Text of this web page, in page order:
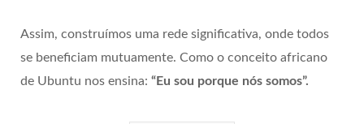
Assim, construímos uma rede significativa, onde todos
se beneficiam mutuamente. Como o conceito africano
de Ubuntu nos ensina: “Eu sou porque nós somos”.